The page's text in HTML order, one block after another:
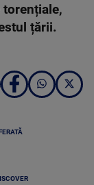
țării.